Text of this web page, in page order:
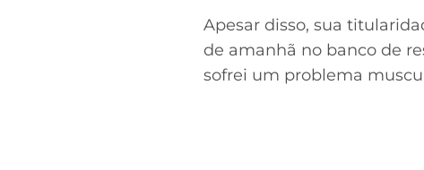
Apesar disso, sua
de amanhã no banco de
sofrei um problema